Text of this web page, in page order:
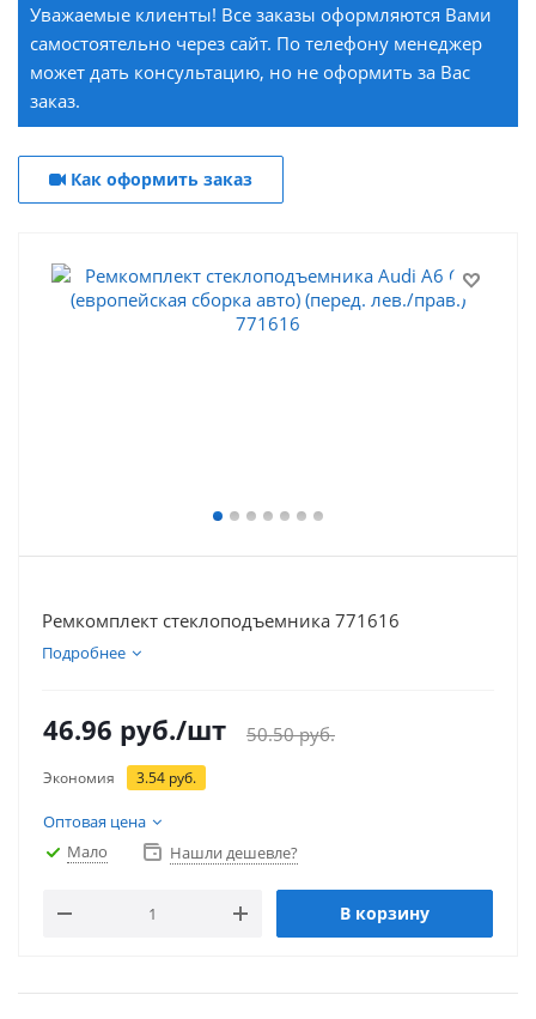
Уважаемые клиенты! Все заказы оформляются Вами
самостоятельно через сайт. По телефону менеджер
может дать консультацию, но не оформить за Вас
заказ.
Как оформить заказ
Ремкомплект стеклоподъемника 771616
Подробнее
46.96 руб./шт 50.50руб.
Экономия 3.54 руб.
Оптовая цена
Мало
Нашли дешевле?
В корзину